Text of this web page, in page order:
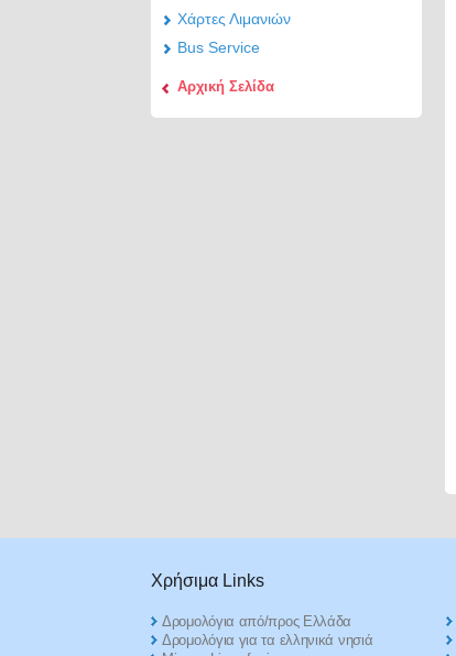
Χάρτες Λιμανιών
Bus Service
Αρχική Σελίδα
Χρήσιμα Links
Δρομολόγια από/προς Ελλάδα
Δρομολόγια για τα ελληνικά νησιά